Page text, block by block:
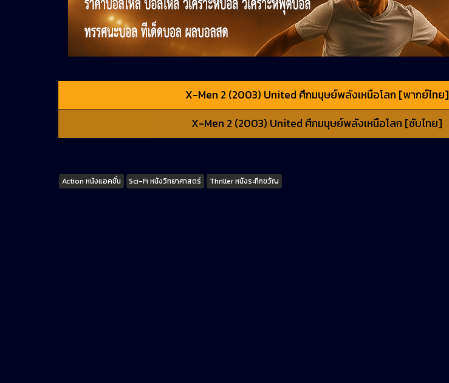
X-Men 2 (2003) United ศึกมนุษย์พลังเหนือโลก [พากย์ไทย]
X-Men 2 (2003) United ศึกมนุษย์พลังเหนือโลก [ซับไทย]
Tags
Action หนังแอคชั่น Sci-Fi หนังวิทยาศาสตร์ Thriller หนังระทึกขวัญ